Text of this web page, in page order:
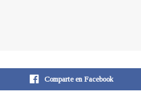
Comparte en Facebook